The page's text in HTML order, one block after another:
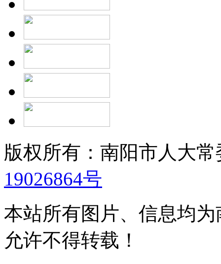
版权所有：南阳市人
19026864号
本站所有图片、信息均
允许不得转载！